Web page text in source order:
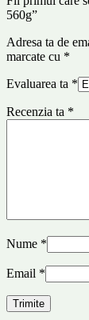
560g”
Adresa ta de
marcate cu *
Evaluarea ta *
Recenzia ta *
Nume *
Email *